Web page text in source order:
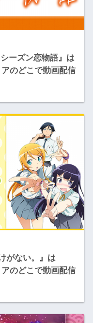
ーズン恋物語』は
のどこで動画配信
がない。』は
のどこで動画配信